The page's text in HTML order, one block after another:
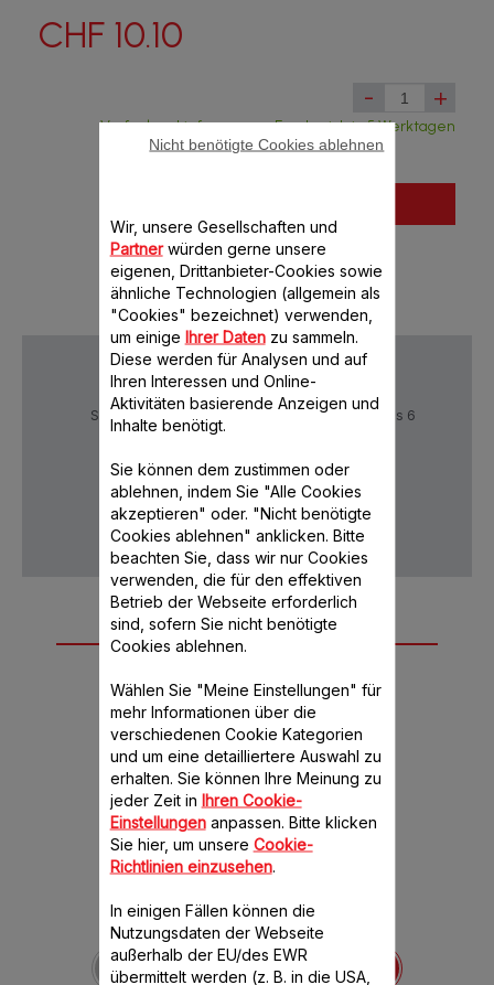
CHF 10.10
- +
Verfügbar, Lieferung aus Frankreich in 5 Werktagen
Sichere Zahlung
Lieferzeiten: 5 bis 6
Datenschutz AGB
Weiteres
Zubehör
Shake-Messer rot SS-
193441
Wir, unsere Gesellschaften und
Partnerwürden gerne unsere
eigenen, Drittanbieter-Cookies sowie
ähnliche Technologien (allgemein als
"Cookies" bezeichnet) verwenden,
um einige Ihrer Datenzu sammeln.
Diese werden für Analysen und auf
Ihren Interessen und Online-
Aktivitäten basierende Anzeigen und
Inhalte benötigt.
Sie können dem zustimmen oder
ablehnen, indem Sie "Alle Cookies
akzeptieren" oder. "Nicht benötigte
Cookies ablehnen" anklicken. Bitte
beachten Sie, dass wir nur Cookies
verwenden, die für den effektiven
Betrieb der Webseite erforderlich
sind, sofern Sie nicht benötigte
Cookies ablehnen.
Wählen Sie "Meine Einstellungen" für
mehr Informationen über die
verschiedenen Cookie Kategorien
und um eine detailliertere Auswahl zu
erhalten. Sie können Ihre Meinung zu
jeder Zeit in Ihren Cookie-
Einstellungenanpassen. Bitte klicken
Sie hier, um unsere Cookie-
Richtlinien einzusehen.
In einigen Fällen können die
Nutzungsdaten der Webseite
außerhalb der EU/des EWR
übermittelt werden (z. B. in die USA,
Nicht benötigte Cookies ablehnen